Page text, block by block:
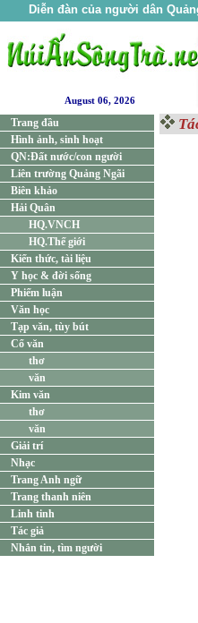
Diễn đàn của người dân
August 06, 2026
Trang đầu
Hình ảnh, sinh hoạt
QN:Đất nước/con người
Liên trường Quảng Ngãi
Biên khảo
Hải Quân
HQ.VNCH
HQ.Thế giới
Kiến thức, tài liệu
Y học & đời sống
Phiếm luận
Văn học
Tạp văn, tùy bút
Cổ văn
thơ
văn
Kim văn
thơ
văn
Giải trí
Nhạc
Trang Anh ngữ
Trang thanh niên
Linh tinh
Tác giả
Nhắn tin, tìm người